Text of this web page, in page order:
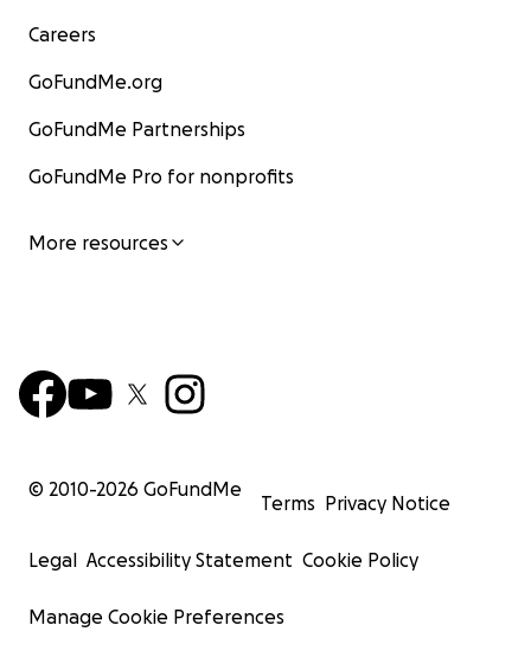
Careers
GoFundMe.org
GoFundMe Partnerships
GoFundMe Pro for nonprofits
More resources
© 2010-2026 GoFundMe
Terms Privacy Notice
Legal Accessibility Statement Cookie Policy
Manage Cookie Preferences